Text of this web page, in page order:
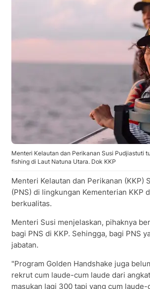
Menteri Kelautan dan Perikanan Susi Pudjiastuti
fishing di Laut Natuna Utara. Dok KKP
Menteri Kelautan dan Perikanan
(PNS) di lingkungan Kementerian KKP
berkualitas.
Menteri Susi menjelaskan, pihaknya
bagi PNS di KKP. Sehingga, bagi PNS
jabatan.
"Program Golden Handshake juga
rekrut cum laude-cum laude dari
masukan lagi 300 tapi yang cum